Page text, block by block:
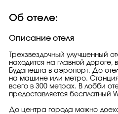
Об отеле:
Описание отеля
Трехзвездочный улучшенный
находится на главной дороге,
Будапешта в аэропорт. До
на машине или метро.
всего в 300 метрах. В лобби
предоставляется бесплатный
До центра города можно